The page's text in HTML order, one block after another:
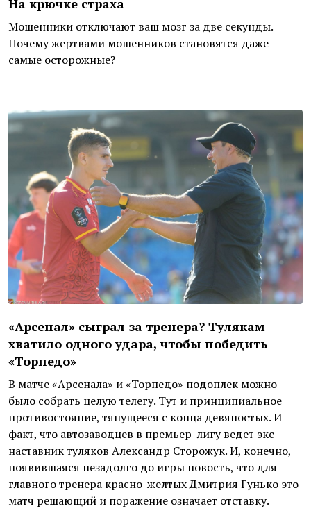
Мошенники отключают ваш мозг за две секунды.
Почему жертвами мошенников становятся даже
самые осторожные?
«Арсенал» сыграл за тренера? Тулякам
хватило одного удара, чтобы победить
«Торпедо»
В матче «Арсенала» и «Торпедо» подоплек можно
было собрать целую телегу. Тут и принципиальное
противостояние, тянущееся с конца девяностых. И
факт, что автозаводцев в премьер-лигу ведет экс-
наставник туляков Александр Сторожук. И, конечно,
появившаяся незадолго до игры новость, что для
главного тренера красно-желтых Дмитрия Гунько это
матч решающий и поражение означает отставку.